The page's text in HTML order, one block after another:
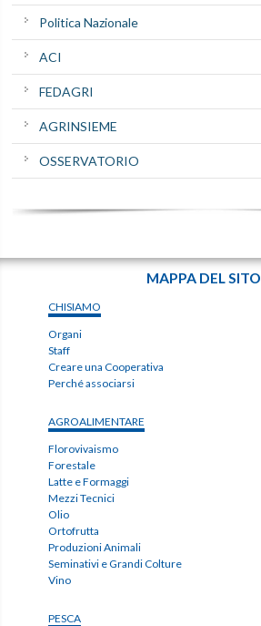
Politica Nazionale
ACI
FEDAGRI
AGRINSIEME
OSSERVATORIO
MAPPA DEL SITO
CHISIAMO
Organi
Staff
Creare una Cooperativa
Perché associarsi
AGROALIMENTARE
Florovivaismo
Forestale
Latte e Formaggi
Mezzi Tecnici
Olio
Ortofrutta
Produzioni Animali
Seminativi e Grandi Colture
Vino
PESCA